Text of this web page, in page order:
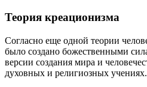
Теория креационизма
Согласно еще одной теории
было создано божественными
версии создания мира и
духовных и религиозных учениях.